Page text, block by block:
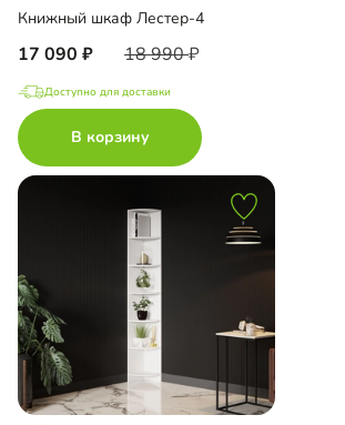
Книжный шкаф Лестер-4
17 090 18 990
Доступно для доставки
В корзину